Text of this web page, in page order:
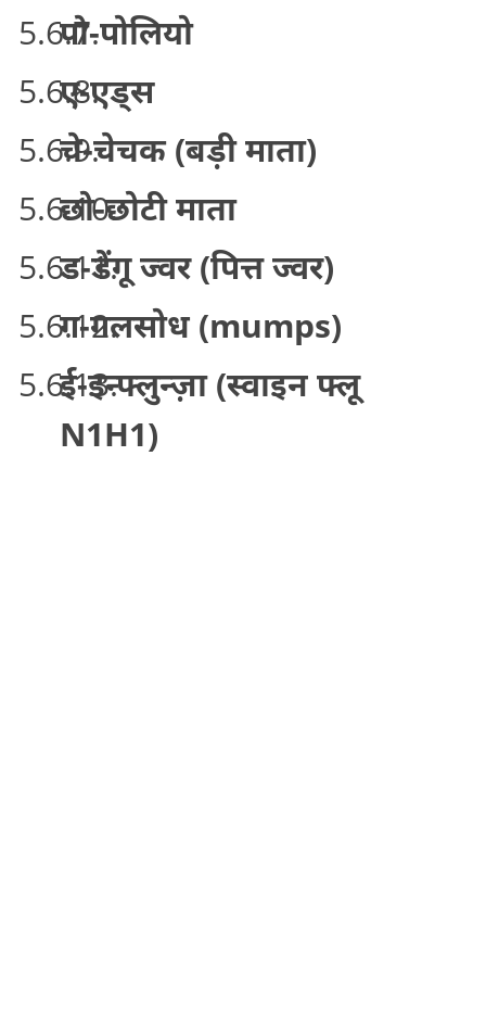
पो-पोलियो
ए-एड्स
चे-चेचक (बड़ी माता)
छो-छोटी माता
ड-डेंगू ज्वर (पित्त ज्वर)
ग-गलसोध (mumps)
ई-इन्फ्लुन्ज़ा (स्वाइन फ्लू
N1H1)